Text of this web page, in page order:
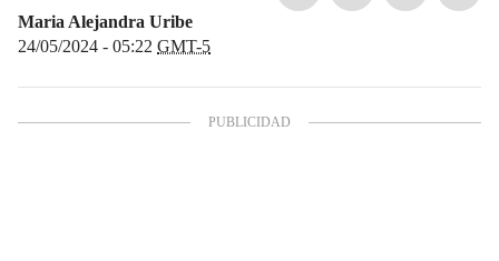
Maria Alejandra Uribe
24/05/2024 - 05:22 GMT-5